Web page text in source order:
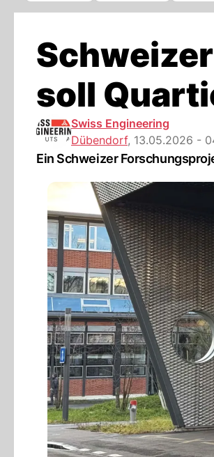
soll
Swiss Engineering
Dübendorf, 13.05.2026 -
Ein Schweizer